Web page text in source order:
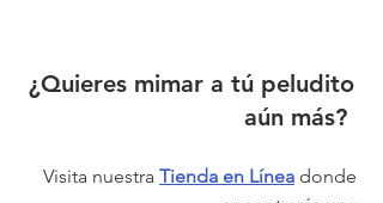
¿Quieres mimar a tú peludito
aún más?
Visita nuestra Tienda en Línea donde